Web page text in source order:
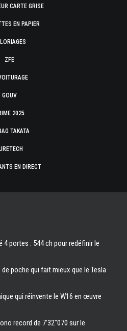
CARTE GRISE
EN PAPIER
ZFE
GOUV
2025
TAKATA
EN DIRECT
4 portes : 544 ch pour redéfinir le
poche qui fait mieux que le Tesla
qui réinvente le W16 en œuvre
record de 7’32″070 sur le